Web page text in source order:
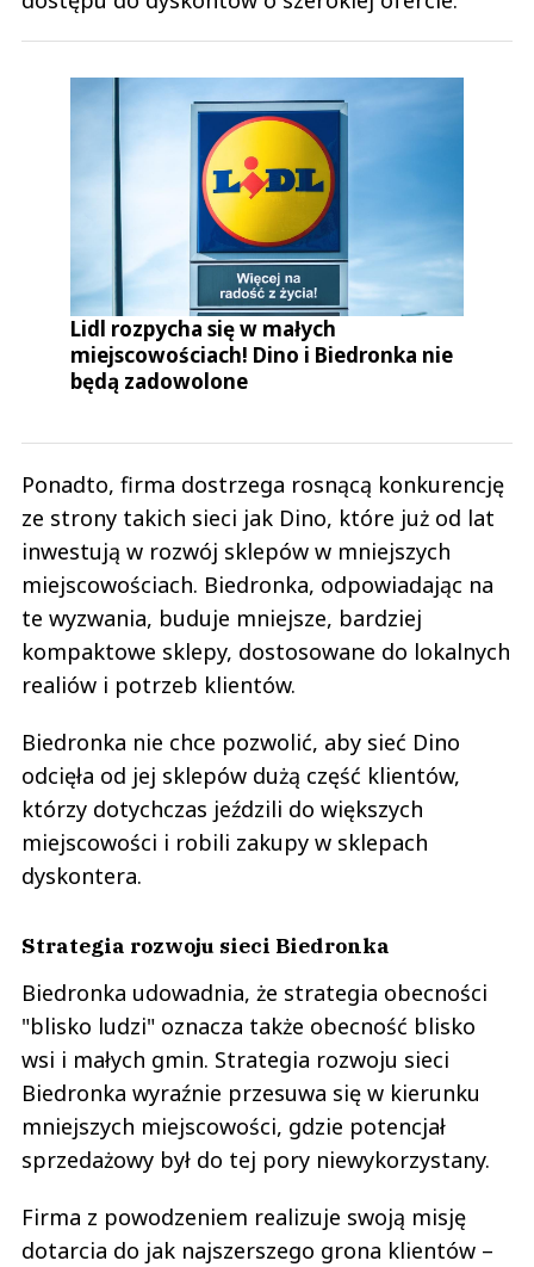
Lidl rozpycha się w małych
miejscowościach! Dino i Biedronka nie
będą zadowolone
Ponadto, firma dostrzega rosnącą konkurencję
ze strony takich sieci jak Dino, które już od lat
inwestują w rozwój sklepów w mniejszych
miejscowościach. Biedronka, odpowiadając na
te wyzwania, buduje mniejsze, bardziej
kompaktowe sklepy, dostosowane do lokalnych
realiów i potrzeb klientów.
Biedronka nie chce pozwolić, aby sieć Dino
odcięła od jej sklepów dużą część klientów,
którzy dotychczas jeździli do większych
miejscowości i robili zakupy w sklepach
dyskontera.
Strategia rozwoju sieci Biedronka
Biedronka udowadnia, że strategia obecności
"blisko ludzi" oznacza także obecność blisko
wsi i małych gmin. Strategia rozwoju sieci
Biedronka wyraźnie przesuwa się w kierunku
mniejszych miejscowości, gdzie potencjał
sprzedażowy był do tej pory niewykorzystany.
Firma z powodzeniem realizuje swoją misję
dotarcia do jak najszerszego grona klientów –